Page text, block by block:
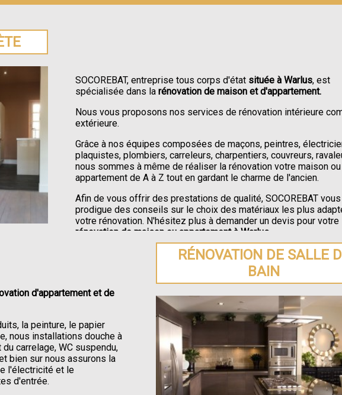
SOCOREBAT, entreprise tous corps d'état située à Warlus, est
spécialisée dans la rénovation de maison et d'appartement.
Nous vous proposons nos services de rénovation intérieure
extérieure.
Grâce à nos équipes composées de maçons, peintres,
plaquistes, plombiers, carreleurs, charpentiers, couvreurs,
nous sommes à même de réaliser la rénovation votre maison
appartement de A à Z tout en gardant le charme de l'ancien.
Afin de vous offrir des prestations de qualité, SOCOREBAT vous
prodigue des conseils sur le choix des matériaux les plus
votre rénovation. N'hésitez plus à demander un devis pour votre
rénovation de maison ou appartement à Warlus.
RÉNOVATION DE SALLE
BAIN
d'appartement et de
la peinture, le papier
nous installations douche à
carrelage, WC suspendu,
bien sur nous assurons la
l'électricité et le
d'entrée.